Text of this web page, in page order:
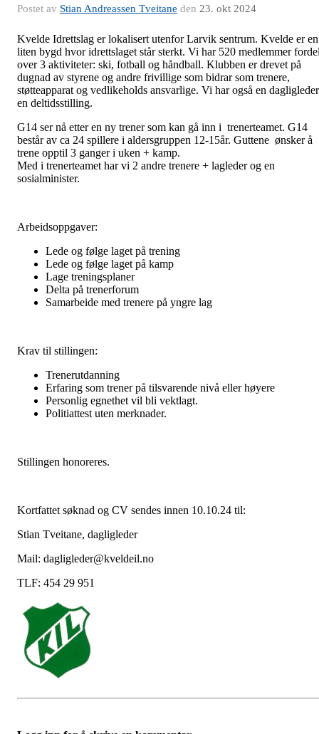
Postet av Stian Andreassen Tveitane den 23. okt 2024
Kvelde Idrettslag er lokalisert utenfor Larvik sentrum. Kvelde er en
liten bygd hvor idrettslaget står sterkt. Vi har 520 medlemmer
over 3 aktiviteter: ski, fotball og håndball. Klubben er drevet på
dugnad av styrene og andre frivillige som bidrar som trenere,
støtteapparat og vedlikeholds ansvarlige. Vi har også en
en deltidsstilling.
G14 ser nå etter en ny trener som kan gå inn i trenerteamet. G14
består av ca 24 spillere i aldersgruppen 12-15år. Guttene ønsker å
trene opptil 3 ganger i uken + kamp.
Med i trenerteamet har vi 2 andre trenere + lagleder og en
sosialminister.
Arbeidsoppgaver:
Lede og følge laget på trening
Lede og følge laget på kamp
Lage treningsplaner
Delta på trenerforum
Samarbeide med trenere på yngre lag
Krav til stillingen:
Trenerutdanning
Erfaring som trener på tilsvarende nivå eller høyere
Personlig egnethet vil bli vektlagt.
Politiattest uten merknader.
Stillingen honoreres.
Kortfattet søknad og CV sendes innen 10.10.24 til:
Stian Tveitane, dagligleder
Mail: dagligleder@kveldeil.no
TLF: 454 29 951